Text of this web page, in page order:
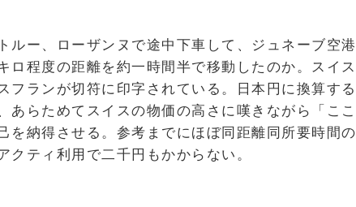
ルー、ローザンヌで途中下車して、ジュネーブ空港
ロ程度の距離を約一時間半で移動したのか。スイス
フランが切符に印字されている。日本円に換算する
あらためてスイスの物価の高さに嘆きながら「ここ
を納得させる。参考までにほぼ同距離同所要時間の
クティ利用で二千円もかからない。